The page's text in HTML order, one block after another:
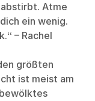
Atme
ein wenig.
– Rachel
größten
ist meist am